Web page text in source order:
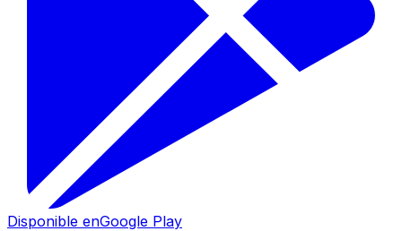
Disponible enGoogle Play